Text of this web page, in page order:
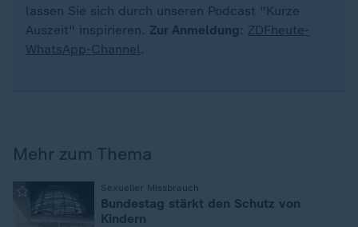
lassen Sie sich durch unseren Podcast "Kurze
Auszeit" inspirieren. Zur Anmeldung : ZDFheute-
WhatsApp-Channel.
Mehr zum Thema
Sexueller Missbrauch
Bundestag stärkt den Schutz von
Kindern